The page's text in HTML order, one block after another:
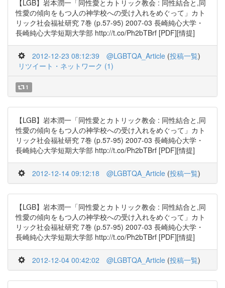
【LGB】岩本潤一「同性愛とカトリック教会 : 同性結合と,同
性愛の傾向をもつ人の神学校への受け入れをめぐって」カト
リック社会福祉研究 7巻 (p.57-95) 2007-03 長崎純心大学・
長崎純心大学短期大学部 http://t.co/Ph2bTBrf [PDF][情提]
2012-12-23 08:12:39 @LGBTQA_Article (投稿一覧)
リツイート・ネットワーク (1)
1
【LGB】岩本潤一「同性愛とカトリック教会 : 同性結合と,同
性愛の傾向をもつ人の神学校への受け入れをめぐって」カト
リック社会福祉研究 7巻 (p.57-95) 2007-03 長崎純心大学・
長崎純心大学短期大学部 http://t.co/Ph2bTBrf [PDF][情提]
2012-12-14 09:12:18 @LGBTQA_Article (投稿一覧)
【LGB】岩本潤一「同性愛とカトリック教会 : 同性結合と,同
性愛の傾向をもつ人の神学校への受け入れをめぐって」カト
リック社会福祉研究 7巻 (p.57-95) 2007-03 長崎純心大学・
長崎純心大学短期大学部 http://t.co/Ph2bTBrf [PDF][情提]
2012-12-04 00:42:02 @LGBTQA_Article (投稿一覧)